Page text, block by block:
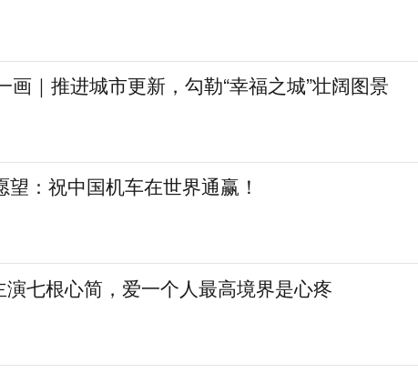
画｜推进城市更新，勾勒“幸福之城”壮阔图景
：祝中国机车在世界通赢！
七根心简，爱一个人最高境界是心疼